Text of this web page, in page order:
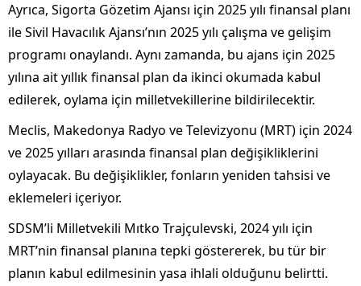
Ayrıca, Sigorta Gözetim Ajansı için 2025 yılı finansal planı
ile Sivil Havacılık Ajansı’nın 2025 yılı çalışma ve gelişim
programı onaylandı. Aynı zamanda, bu ajans için 2025
yılına ait yıllık finansal plan da ikinci okumada kabul
edilerek, oylama için milletvekillerine bildirilecektir.
Meclis, Makedonya Radyo ve Televizyonu (MRT) için 2024
ve 2025 yılları arasında finansal plan değişikliklerini
oylayacak. Bu değişiklikler, fonların yeniden tahsisi ve
eklemeleri içeriyor.
SDSM’li Milletvekili Mıtko Trajçulevski, 2024 yılı için
MRT’nin finansal planına tepki göstererek, bu tür bir
planın kabul edilmesinin yasa ihlali olduğunu belirtti.